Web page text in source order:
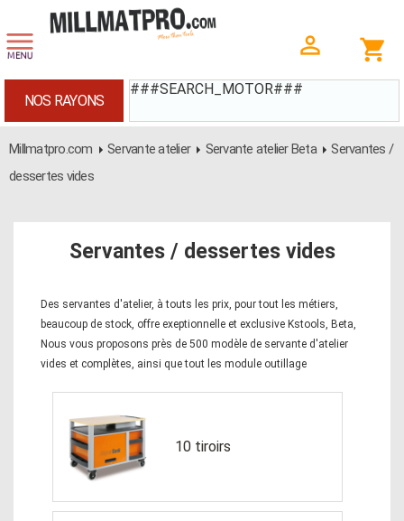
###SEARCH_MOTOR###
NOS RAYONS
Millmatpro.com Servante atelier Servante atelier Beta
Servantes /
dessertes vides
Servantes / dessertes vides
Des servantes d'atelier, à touts les prix, pour tout les métiers,
beaucoup de stock, offre exeptionnelle et exclusive Kstools, Beta,
Nous vous proposons près de 500 modèle de servante d'atelier
vides et complètes, ainsi que tout les module outillage
10 tiroirs